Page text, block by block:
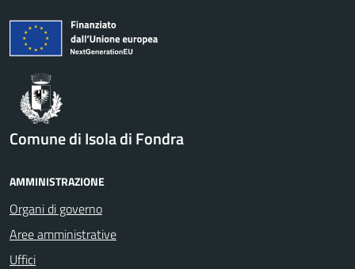
Comune di Isola di Fondra
AMMINISTRAZIONE
Organi di governo
Aree amministrative
Uffici